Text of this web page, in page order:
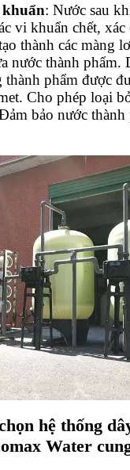
khuẩn: Nước sau
vi khuẩn chết,
thành các màng
nước thành phẩm.
phẩm được
Cho phép loại
bảo nước thành
hệ thống
Water